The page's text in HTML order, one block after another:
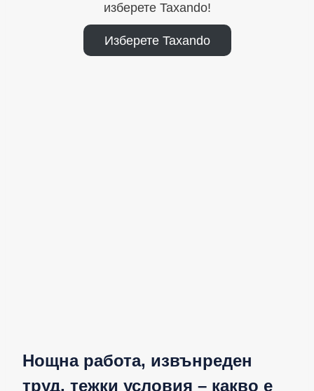
изберете Taxando!
Изберете Taxando
Нощна работа, извънреден
труд, тежки условия – какво е